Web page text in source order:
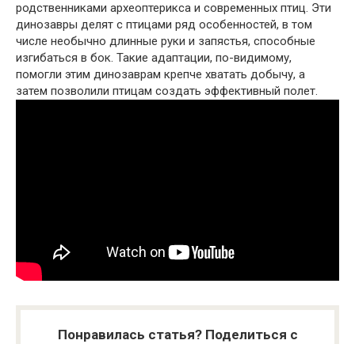
родственниками археоптерикса и современных птиц. Эти
динозавры делят с птицами ряд особенностей, в том
числе необычно длинные руки и запястья, способные
изгибаться в бок. Такие адаптации, по-видимому,
помогли этим динозаврам крепче хватать добычу, а
затем позволили птицам создать эффективный полет.
Понравилась статья? Поделиться с